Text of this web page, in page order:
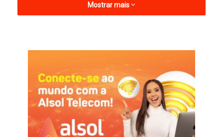
Já as sacolas grandes terão cobrança no valor de vinte e nove
O assunto repercutiu na cidade.
Mostrar mais